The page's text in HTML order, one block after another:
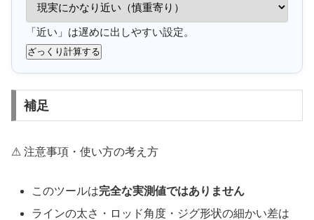
「近い」は遅めに出しやすい設定。
ざっくり計算する
補足
⚠ 注意事項・使い方の考え方
このツールは完全な実測値ではありません
ラインの太さ・ロッド角度・ジグ形状の細かい差は